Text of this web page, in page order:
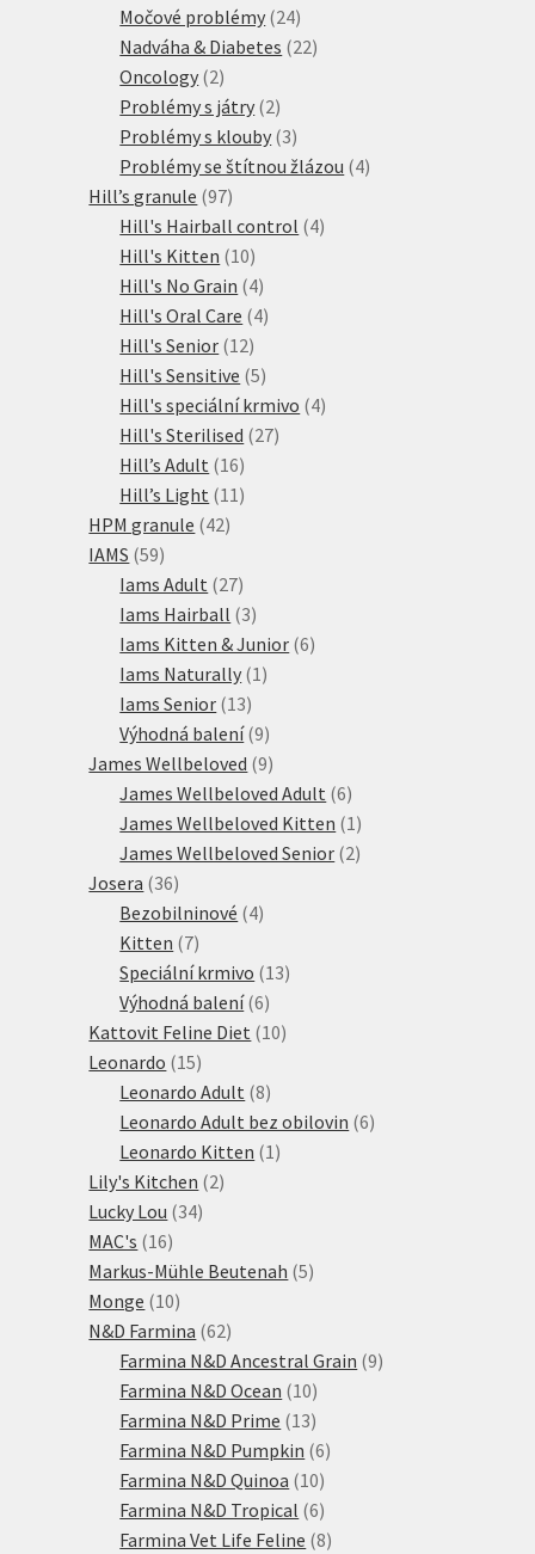
produktů
Močové problémy 2424
produktů
Nadváha & Diabetes 2222
Oncology 22
produkty
Problémy s játry 22
produkty
Problémy s klouby 33
produkty
Problémy se štítnou žlázou 44
Hill’s granule 9797
produktů
Hill's Hairball control 44
Hill's Kitten 1010
produktů
Hill's No Grain 44
produkty
Hill's Oral Care 44
Hill's Senior 1212
produktů
Hill's Sensitive 55
produktů
Hill's speciální krmivo 44
Hill's Sterilised 2727
Hill’s Adult 1616
produktů
Hill’s Light 11 11
HPM granule 4242
IAMS 5959
produktů
Iams Adult 2727
produktů
Iams Hairball 33
produkty
Iams Kitten & Junior 66
Iams Naturally 1 1
Iams Senior 1313
produktů
Výhodná balení 99
produktů
James Wellbeloved 99
produktů
James Wellbeloved Adult 66
produktů
James Wellbeloved Kitten 1 1
produkt
James Wellbeloved Senior 22
Josera 3636
produktů
Bezobilninové 44
Kitten 77
produktů
Speciální krmivo 1313
Výhodná balení 66
produktů
Kattovit Feline Diet 1010
Leonardo 1515
produktů
Leonardo Adult 88
produktů
Leonardo Adult bez obilovin 66
Leonardo Kitten 1 1
Lily's Kitchen 22
Lucky Lou 3434
MAC's 1616
produktů
Markus-Mühle Beutenah 55
Monge 1010
produktů
N&D Farmina 6262
produktů
Farmina N&D Ancestral Grain 99
Farmina N&D Ocean 1010
produktů
Farmina N&D Prime 1313
produktů
Farmina N&D Pumpkin 66
Farmina N&D Quinoa 1010
produktů
Farmina N&D Tropical 66
produktů
Farmina Vet Life Feline 88